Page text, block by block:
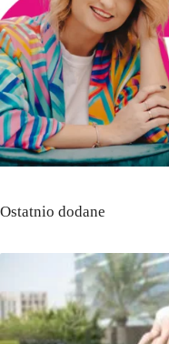
Ostatnio dodane